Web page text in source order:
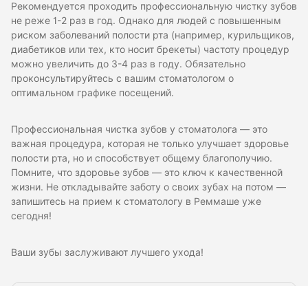
Рекомендуется проходить профессиональную чистку зубов
не реже 1-2 раз в год. Однако для людей с повышенным
риском заболеваний полости рта (например, курильщиков,
диабетиков или тех, кто носит брекеты) частоту процедур
можно увеличить до 3-4 раз в году. Обязательно
проконсультируйтесь с вашим стоматологом о
оптимальном графике посещений.
Профессиональная чистка зубов у стоматолога — это
важная процедура, которая не только улучшает здоровье
полости рта, но и способствует общему благополучию.
Помните, что здоровье зубов — это ключ к качественной
жизни. Не откладывайте заботу о своих зубах на потом —
запишитесь на прием к стоматологу в Реммаше уже
сегодня!
Ваши зубы заслуживают лучшего ухода!